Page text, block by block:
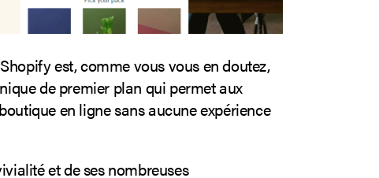
Shopify est, comme vous vous en doutez,
de premier plan qui permet aux
en ligne sans aucune expérience
et de ses nombreuses